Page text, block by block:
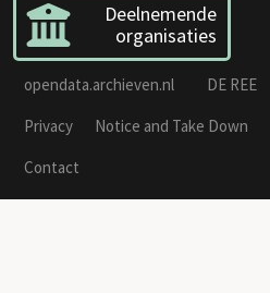
Deelnemende
organisaties
opendata.archieven.nl DE REE
Privacy
Notice and Take Down
Contact